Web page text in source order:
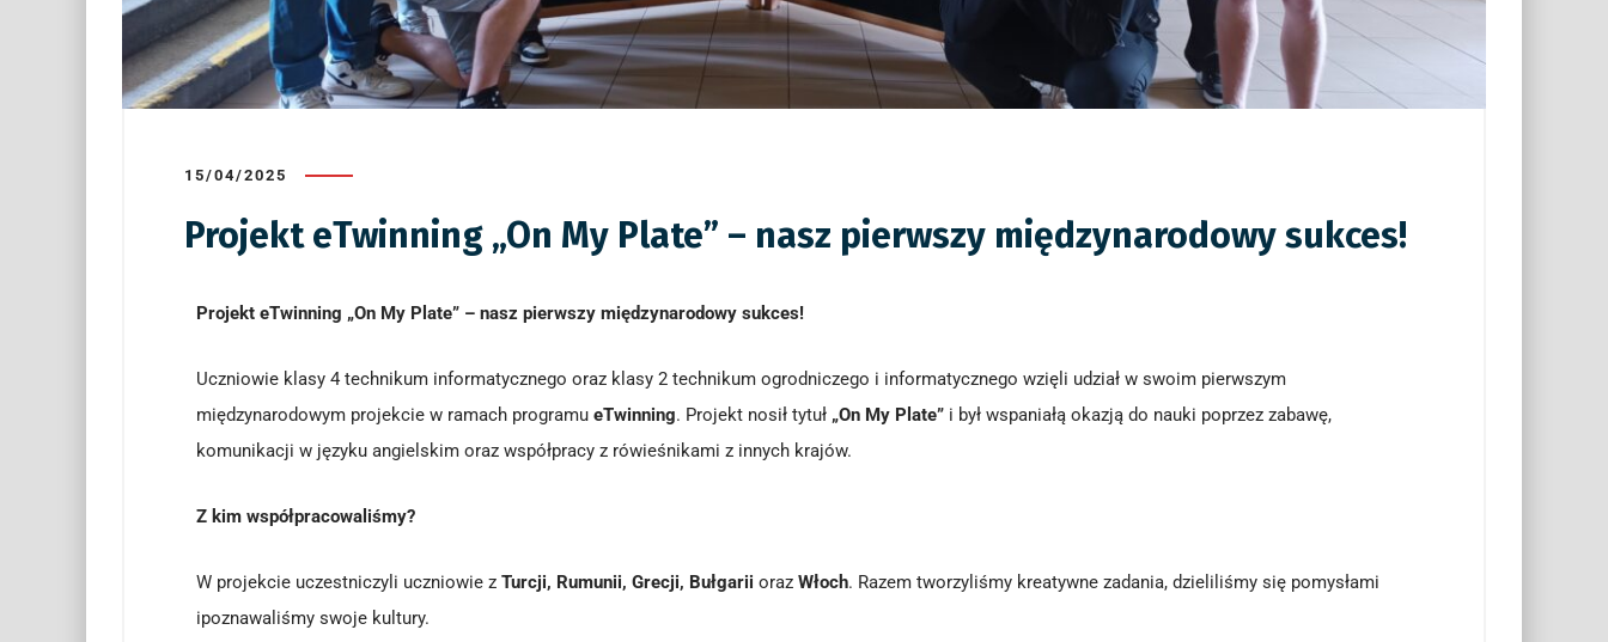
15/04/2025
Projekt eTwinning „On My Plate” – nasz pierwszy międzynarodowy sukces!
Projekt eTwinning „On My Plate” – nasz pierwszy międzynarodowy sukces!
Uczniowie klasy 4 technikum informatycznego oraz klasy 2 technikum ogrodniczego i informatycznego wzięli udział w swoim pierwszym
międzynarodowym projekcie w ramach programu eTwinning. Projekt nosił tytuł „On My Plate” i był wspaniałą okazją do nauki poprzez zabawę,
komunikacji w języku angielskim oraz współpracy z rówieśnikami z innych krajów.
Z kim współpracowaliśmy?
W projekcie uczestniczyli uczniowie z Turcji, Rumunii, Grecji, Bułgarii oraz Włoch. Razem tworzyliśmy kreatywne zadania, dzieliliśmy się pomysłami
ipoznawaliśmy swoje kultury.